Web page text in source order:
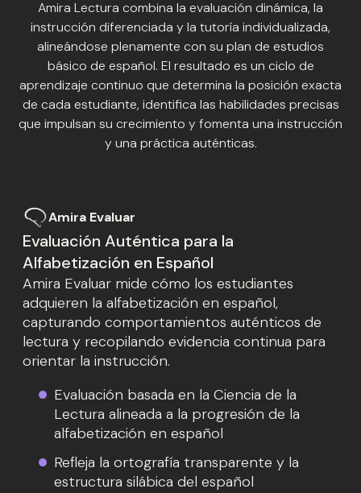
Amira Lectura combina la evaluación dinámica, la
instrucción diferenciada y la tutoría individualizada,
alineándose plenamente con su plan de estudios
básico de español. El resultado es un ciclo de
aprendizaje continuo que determina la posición exacta
de cada estudiante, identifica las habilidades precisas
que impulsan su crecimiento y fomenta una instrucción
y una práctica auténticas.
Amira Evaluar
Evaluación Auténtica para la
Alfabetización en Español
Amira Evaluar mide cómo los estudiantes
adquieren la alfabetización en español,
capturando comportamientos auténticos de
lectura y recopilando evidencia continua para
orientar la instrucción.
Evaluación basada en la Ciencia de la
Lectura alineada a la progresión de la
alfabetización en español
Refleja la ortografía transparente y la
estructura silábica del español